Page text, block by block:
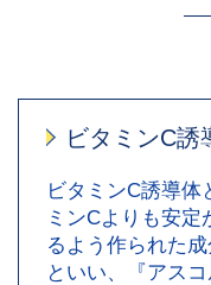
ビタミンC誘
ビタミンC誘導体
ミンCよりも安
るよう作られた
といい、『アス